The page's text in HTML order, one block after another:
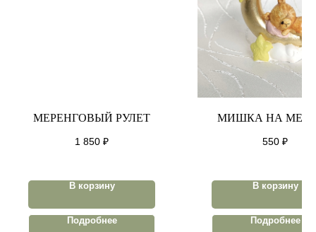
МЕРЕНГОВЫЙ РУЛЕТ
1 850 ₽
В корзину
Подробнее
МИШКА НА
550 ₽
В корзину
Подробнее